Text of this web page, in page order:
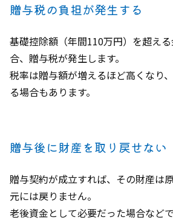
贈与税の負担が発生する
基礎控除額（年間110万円）を超え
合、贈与税が発生します。
税率は贈与額が増えるほど高くなり
る場合もあります。
贈与後に財産を取り戻せない
贈与契約が成立すれば、その財産は
元には戻りません。
老後資金として必要だった場合など